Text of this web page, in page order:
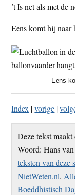
i
e
’t Is net als met de
Eens komt hij naar
Eens
Index |vorige |
Deze tekst
Woord: Hans
teksten van deze
NietWeten.nl.
Boeddhistisch